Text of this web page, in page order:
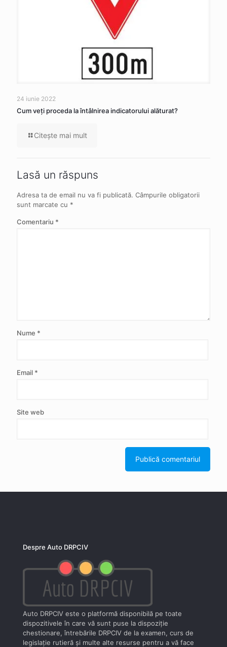
24 iunie 2022
Cum veţi proceda la întâlnirea indicatorului alăturat?
Citeşte mai mult
Lasă un răspuns
Adresa ta de email nu va fi publicată. Câmpurile obligatorii
sunt marcate cu *
Comentariu *
Nume *
Email *
Site web
Despre Auto DRPCIV
Auto DRPCIV este o platformă disponibilă pe toate
dispozitivele în care vă sunt puse la dispoziţie
chestionare, întrebările DRPCIV de la examen, curs de
legislaţie rutieră şi multe alte resurse pentru a vă face